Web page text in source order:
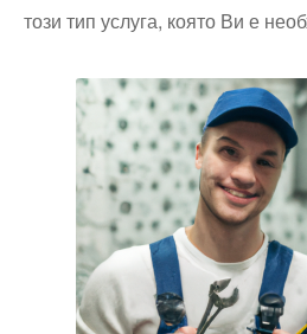
този тип услуга, която Ви е